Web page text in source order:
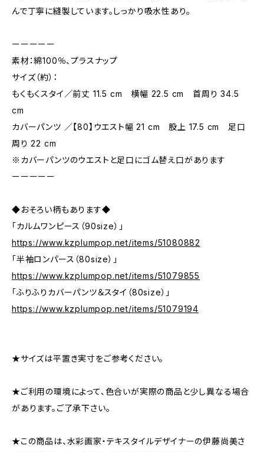
んで丁寧に縫製しています。しっかり吸水性あり。
ーーーーー
素材：綿100％、プラスナップ
サイズ（約）：
もくもくスタイ／前丈 11.5 cm 横幅 22.5 cm 首周り 34.5
cm
カバーパンツ ／【80】ウエスト幅 21 cm 股上 17.5 cm 足口
周り 22 cm
※カバーパンツのウエストと足口にゴム替え口があります
ーーーーー
◆おそろい柄もあります◆
「カルムワンピース（90size）」
https://www.kzplumpop.net/items/51080882
「半袖ロンパース（80size）」
https://www.kzplumpop.net/items/51079855
「ふりふりカバーパンツ＆スタイ（80size）」
https://www.kzplumpop.net/items/51079194
★サイズは平置き実寸をご参考ください。
★ご利用の環境によって、色合いが実際の商品と少し異なる場合
があります。ご了承下さい。
★この商品は、水彩画家・テキスタイルデザイナーの伊藤尚美さ